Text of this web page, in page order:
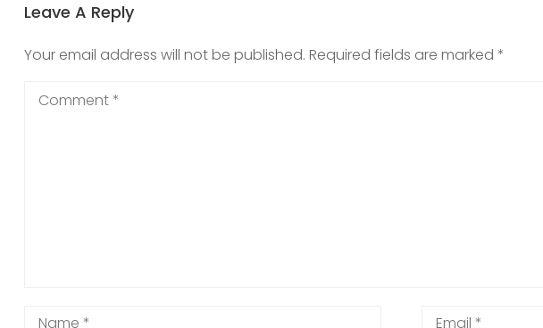
Leave A Reply
Your email address will not be published. Required fields are marked *